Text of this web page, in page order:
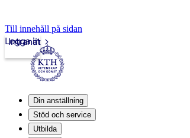
Till innehåll på sidan
Intranät
Logga in
Din anställning
Stöd och service
Utbilda